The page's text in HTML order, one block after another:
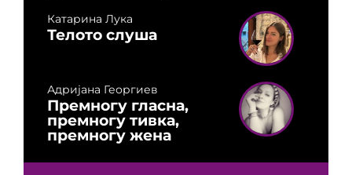
Катарина Лука
Телото слуша
Адријана Георгиев
Премногу гласна,
премногу тивка,
премногу жена